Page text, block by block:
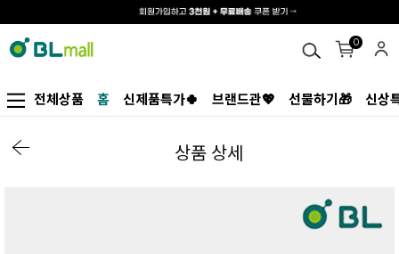
0
전체상품 홈 신제품특가🍀 브랜드관💖 선물하기🎁 신상
상품 상세